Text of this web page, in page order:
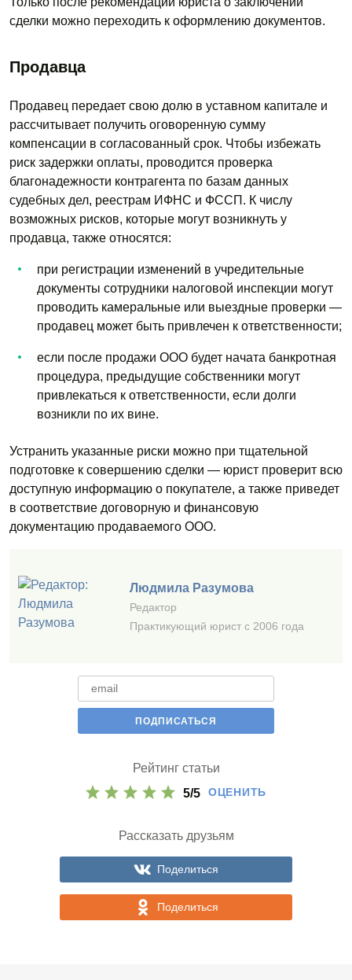
сделки можно переходить к оформлению документов.
Продавца
Продавец передает свою долю в уставном капитале и
рассчитывает получить оговоренную сумму
компенсации в согласованный срок. Чтобы избежать
риск задержки оплаты, проводится проверка
благонадежности контрагента по базам данных
судебных дел, реестрам ИФНС и ФССП. К числу
возможных рисков, которые могут возникнуть у
продавца, также относятся:
при регистрации изменений в учредительные
документы сотрудники налоговой инспекции могут
проводить камеральные или выездные проверки —
продавец может быть привлечен к ответственности;
если после продажи ООО будет начата банкротная
процедура, предыдущие собственники могут
привлекаться к ответственности, если долги
возникли по их вине.
Устранить указанные риски можно при тщательной
подготовке к совершению сделки — юрист проверит всю
доступную информацию о покупателе, а также приведет
в соответствие договорную и финансовую
документацию продаваемого ООО.
Людмила Разумова
Редактор
Практикующий юрист с 2006 года
Рейтинг статьи
5/5 ОЦЕНИТЬ
Рассказать друзьям
Поделиться
Поделиться